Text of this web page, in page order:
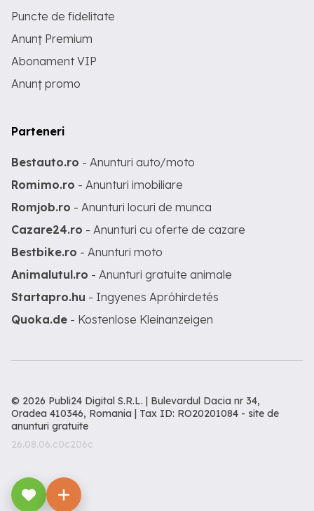
Puncte de fidelitate
Anunț Premium
Abonament VIP
Anunț promo
Parteneri
Bestauto.ro - Anunturi auto/moto
Romimo.ro - Anunturi imobiliare
Romjob.ro - Anunturi locuri de munca
Cazare24.ro - Anunturi cu oferte de cazare
Bestbike.ro - Anunturi moto
Animalutul.ro - Anunturi gratuite animale
Startapro.hu - Ingyenes Apróhirdetés
Quoka.de - Kostenlose Kleinanzeigen
© 2026 Publi24 Digital S.R.L. | Bulevardul Dacia nr 34,
Oradea 410346, Romania | Tax ID: RO20201084 - site de
anunturi gratuite
26.08.06.c0c206c